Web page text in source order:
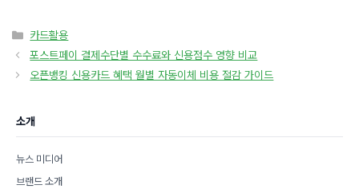
카
테
리
카드활용
포스트페이 결제수단별 수수료와 신용점수 영향 비교
오픈뱅킹 신용카드 혜택 월별 자동이체 비용 절감 가이드
소개
뉴스 미디어
브랜드 소개